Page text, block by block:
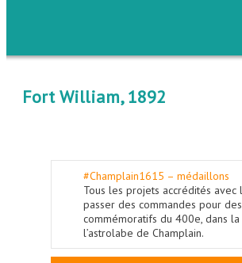
Fort William, 1892
#Champlain1615 – médaillons
Tous les projets accrédités
passer des commandes pour
commémoratifs du 400e, dans
l’astrolabe de Champlain.